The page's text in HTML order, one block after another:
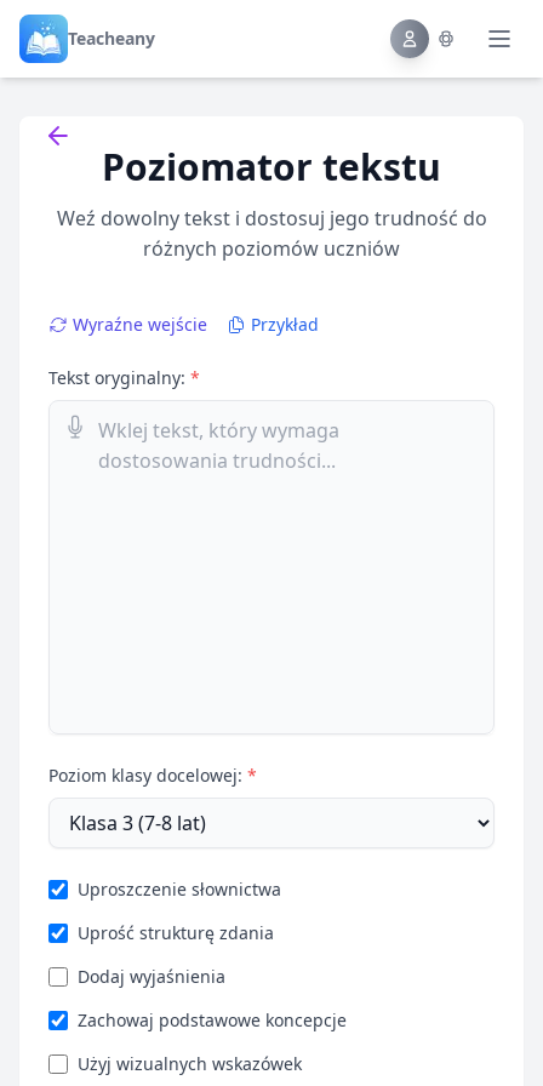
Teacheany
Back to toolsPoziomator tekstu
Weź dowolny tekst i dostosuj jego trudność do
różnych poziomów uczniów
Wyraźne wejście Przykład
Tekst oryginalny: *
Poziom klasy docelowej: *
Uproszczenie słownictwa
Uprość strukturę zdania
Dodaj wyjaśnienia
Zachowaj podstawowe koncepcje
Użyj wizualnych wskazówek